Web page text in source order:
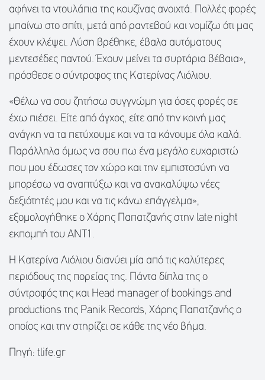
αφήνει τα ντουλάπια της κουζίνας ανοιχτά. Πολλές φορές
μπαίνω στο σπίτι, μετά από ραντεβού και νομίζω ότι μας
έχουν κλέψει. Λύση βρέθηκε, έβαλα αυτόματους
μεντεσέδες παντού. Έχουν μείνει τα συρτάρια βέβαια»,
πρόσθεσε ο σύντροφος της Κατερίνας Λιόλιου.
«Θέλω να σου ζητήσω συγγνώμη για όσες φορές σε
έχω πιέσει. Είτε από άγχος, είτε από την κοινή μας
ανάγκη να τα πετύχουμε και να τα κάνουμε όλα καλά.
Παράλληλα όμως να σου πω ένα μεγάλο ευχαριστώ
που μου έδωσες τον χώρο και την εμπιστοσύνη να
μπορέσω να αναπτύξω και να ανακαλύψω νέες
δεξιότητές μου και να τις κάνω επάγγελμα»,
εξομολογήθηκε ο Χάρης Παπατζανής στην late night
εκπομπή του ANT1.
Η Κατερίνα Λιόλιου διανύει μία από τις καλύτερες
περιόδους της πορείας της. Πάντα δίπλα της ο
σύντροφός της και Head manager of bookings and
productions της Panik Records, Χάρης Παπατζανής ο
οποίος και την στηρίζει σε κάθε της νέο βήμα.
Πηγή: tlife.gr